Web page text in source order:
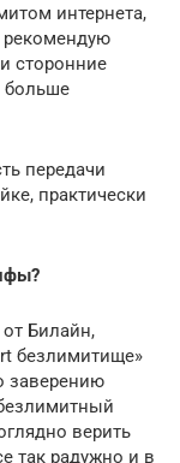
интернета,
рекомендую
сторонние
больше
передачи
практически
Билайн,
безлимитище»
заверению
верить
так радужно и в